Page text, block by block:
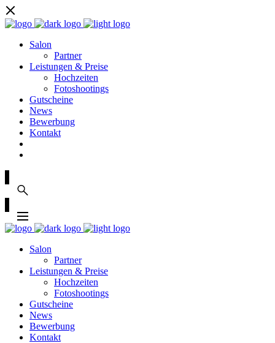
Salon
Partner
Leistungen & Preise
Hochzeiten
Fotoshootings
Gutscheine
News
Bewerbung
Kontakt
Salon
Partner
Leistungen & Preise
Hochzeiten
Fotoshootings
Gutscheine
News
Bewerbung
Kontakt